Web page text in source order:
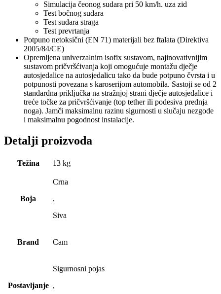
Simulacija čeonog sudara pri 50 km/h. uza zid
Test bočnog sudara
Test sudara straga
Test prevrtanja
Potpuno netoksični (EN 71) materijali bez ftalata (Direktiva
2005/84/CE)
Opremljena univerzalnim isofix sustavom, najinovativnijim
sustavom pričvršćivanja koji omogućuje montažu dječje
autosjedalice na autosjedalicu tako da bude potpuno čvrsta i u
potpunosti povezana s karoserijom automobila. Sastoji se od 2
standardna priključka na stražnjoj strani dječje autosjedalice i
treće točke za pričvršćivanje (top tether ili podesiva prednja
noga). Jamči maksimalnu razinu sigurnosti u slučaju nezgode
i maksimalnu pogodnost instalacije.
Detalji proizvoda
Težina 13 kg
Boja
Crna
,
Siva
Brand Cam
Postavljanje
Sigurnosni pojas
,